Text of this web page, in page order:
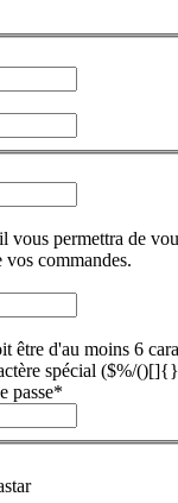
vous permettra de
vos commandes.
être d'au moins 6
spécial ($%/
passe*